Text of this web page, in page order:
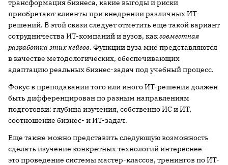
трансформация бизнеса, какие выгоды и риски
приобретают клиенты при внедрении различных ИТ-
решений. В этой связи следует отметить еще такой вариант
сотрудничества ИТ-компаний и вузов, каксовместная
разработка этих кейсов. Функции вуза мне представляются
в качестве методологических, обеспечивающих
адаптацию реальных бизнес-задач под учебный процесс.
Фокус в преподавании того или иного ИТ-решения должен
быть дифференцирован по разным направлениям
подготовки: глубина изучения, собственно ИС и ИТ,
соотношение бизнес- и ИТ-задач.
Еще также можно представить следующую возможность
сделать изучение конкретных технологий интереснее –
это проведение системы мастер-классов, тренингов по ИТ-